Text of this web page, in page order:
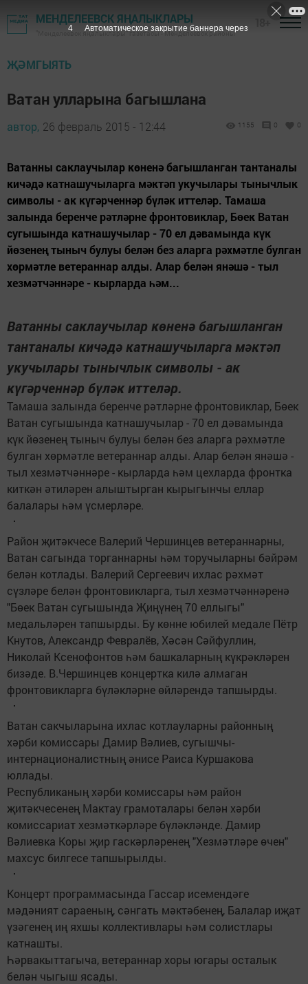
МЕНДЕЛЕЕВСК ЯҢАЛЫКЛАРЫ
"Менделеевск яңалыклары" газетасы - Менделеевск районы
ҖӘМГЫЯТЬ
Ватан улларына багышлана
автор, 26 февраль 2015 - 12:44 1155 0 0
Ватанны саклаучылар көненә багышланган тантаналы
кичәдә катнашучыларга мәктәп укучылары тынычлык
символы - ак күгәрченнәр бүләк иттеләр. Тамаша
залында беренче рәтләрне фронтовиклар, Бөек Ватан
сугышында катнашучылар - 70 ел дәвамында күк
йөзенең тыныч булуы белән без аларга рәхмәтле булган
хөрмәтле ветераннар алды. Алар белән янәшә - тыл
хезмәтчәннәре - кырларда һәм...
Ватанны саклаучылар көненә багышланган
тантаналы кичәдә катнашучыларга мәктәп
укучылары тынычлык символы - ак
күгәрченнәр бүләк иттеләр.
Тамаша залында беренче рәтләрне фронтовиклар, Бөек
Ватан сугышында катнашучылар - 70 ел дәвамында
күк йөзенең тыныч булуы белән без аларга рәхмәтле
булган хөрмәтле ветераннар алды. Алар белән янәшә -
тыл хезмәтчәннәре - кырларда һәм цехларда фронтка
киткән әтиләрен алыштырган кырыгынчы еллар
балалары һәм үсмерләре.
Район җитәкчесе Валерий Чершинцев ветераннарны,
Ватан сагында торганнарны һәм торучыларны бәйрәм
белән котлады. Валерий Сергеевич ихлас рәхмәт
сүзләре белән фронтовикларга, тыл хезмәтчәннәренә
"Бөек Ватан сугышында Җиңүнең 70 еллыгы"
медальләрен тапшырды. Бу көнне юбилей медале Пётр
Кнутов, Александр Февралёв, Хәсән Сәйфуллин,
Николай Ксенофонтов һәм башкаларның күкрәкләрен
бизәде. В.Чершинцев концертка килә алмаган
фронтовикларга бүләкләрне өйләрендә тапшырды.
Ватан сакчыларына ихлас котлауларны районның
хәрби комиссары Дамир Вәлиев, сугышчы-
интернационалистның әнисе Раиса Куршакова
юллады.
Республиканың хәрби комиссары һәм район
җитәкчесенең Мактау грамоталары белән хәрби
комиссариат хезмәткәрләре бүләкләнде. Дамир
Вәлиевка Коры җир гаскәрләренең "Хезмәтләре өчен"
махсус билгесе тапшырылды.
Концерт программасында Гассар исемендәге
мәдәният сараеның, сәнгать мәктәбенең, Балалар иҗат
үзәгенең иң яхшы коллективлары һәм солистлары
катнашты.
Һәрвакыттагыча, ветераннар хоры югары осталык
белән чыгыш ясады.
3 Автоматическое закрытие баннера через